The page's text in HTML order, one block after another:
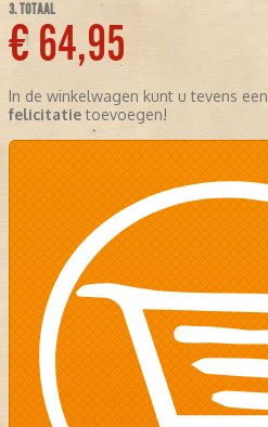
3. TOTAAL
€ 64,95
In de winkelwagen kunt u tevens een
felicitatietoevoegen!